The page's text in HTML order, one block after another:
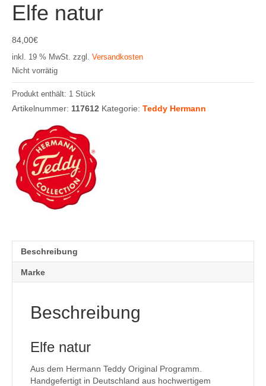
Elfe natur
84,00€
inkl. 19 % MwSt. zzgl. Versandkosten
Nicht vorrätig
Produkt enthält: 1 Stück
Artikelnummer: 117612 Kategorie: Teddy Hermann
Beschreibung
Marke
Beschreibung
Elfe natur
Aus dem Hermann Teddy Original Programm.
Handgefertigt in Deutschland aus hochwertigem